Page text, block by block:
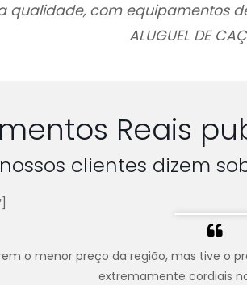
qualidade, com equipamentos
ALUGUEL DE
Reais
clientes dizem
o menor preço da região, mas tive o
extremamente cordiais